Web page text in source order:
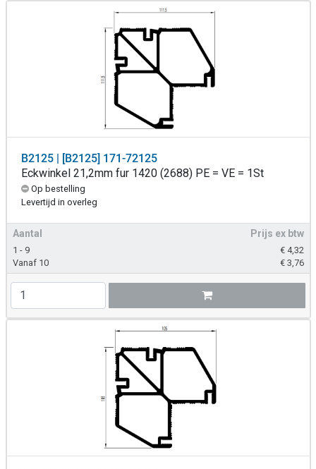
B2125 | [B2125] 171-72125
Eckwinkel 21,2mm fur 1420 (2688) PE = VE = 1St
Op bestelling
Levertijd in overleg
Aantal Prijs ex btw
1 - 9 € 4,32
Vanaf 10
€ 3,76